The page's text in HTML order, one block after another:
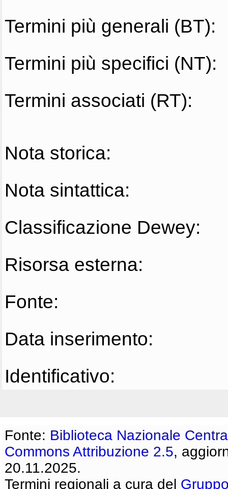
Termini più generali (BT):
Termini più specifici (NT):
Termini associati (RT):
Nota storica:
Nota sintattica:
Classificazione Dewey:
Risorsa esterna:
Fonte:
Data inserimento:
Identificativo:
Fonte: Biblioteca Nazionale
Commons Attribuzione 2.5,
20.11.2025.
Termini regionali a cura del